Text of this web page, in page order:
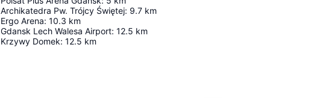
Archikatedra Pw. Trójcy Świętej: 9.7 km
Ergo Arena: 10.3 km
Gdansk Lech Walesa Airport: 12.5 km
Krzywy Domek: 12.5 km